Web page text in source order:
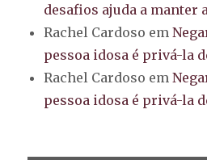
desafios ajuda a manter
Rachel Cardoso em
pessoa idosa é privá-la
Rachel Cardoso em
pessoa idosa é privá-la